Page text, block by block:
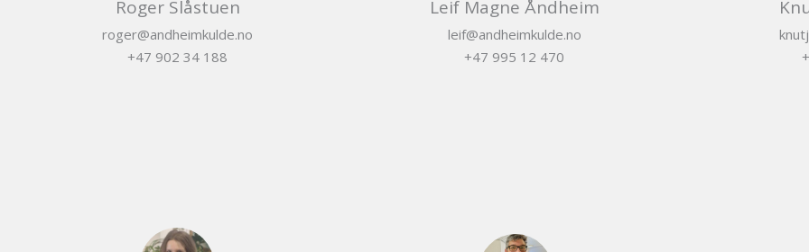
Roger Slåstuen
roger@andheimkulde.no
+47 902 34 188
Leif Magne Åndheim​
leif@andheimkulde.no
+47 995 12 470